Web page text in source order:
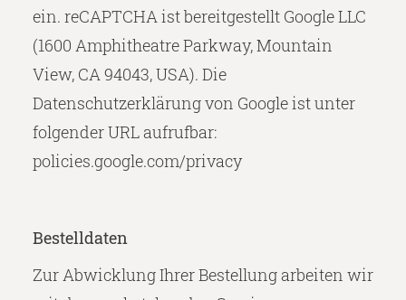
ein. reCAPTCHA ist bereitgestellt Google LLC
(1600 Amphitheatre Parkway, Mountain
View, CA 94043, USA). Die
Datenschutzerklärung von Google ist unter
folgender URL aufrufbar:
policies.google.com/privacy
Bestelldaten
Zur Abwicklung Ihrer Bestellung arbeiten wir